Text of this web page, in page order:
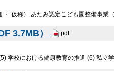
・ 仮称） あたみ認定こども園整備事
3.7MB） pdf
学校における健康教育の推進 (6) 私立